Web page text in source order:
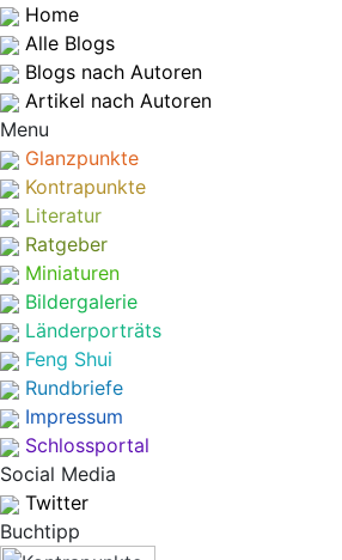
Home
Alle Blogs
Blogs nach Autoren
Artikel nach Autoren
Menu
Glanzpunkte
Kontrapunkte
Literatur
Ratgeber
Miniaturen
Bildergalerie
Länderporträts
Feng Shui
Rundbriefe
Impressum
Schlossportal
Social Media
Twitter
Buchtipp